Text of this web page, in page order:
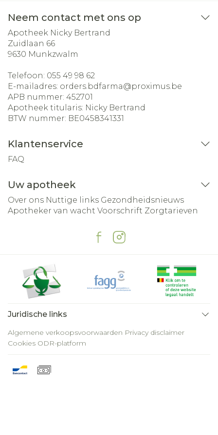
Neem contact met ons op
Apotheek Nicky Bertrand
Zuidlaan 66
9630 Munkzwalm
Telefoon: 055 49 98 62
E-mailadres: orders.bdfarma@proximus.be
APB nummer: 452701
Apotheek titularis: Nicky Bertrand
BTW nummer: BE0458341331
Klantenservice
FAQ
Uw apotheek
Over ons Nuttige links Gezondheidsnieuws
Apotheker van wacht Voorschrift Zorgtarieven
Juridische links
Algemene verkoopsvoorwaarden Privacy disclaimer
Cookies ODR-platform